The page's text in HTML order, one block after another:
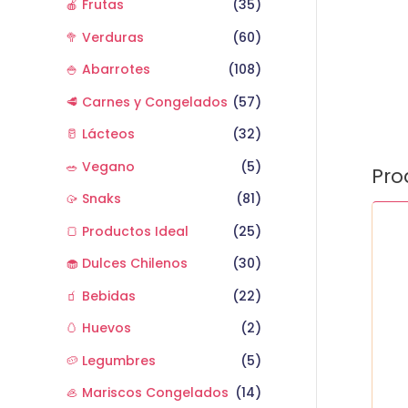
🍎 Frutas
(35)
🥦 Verduras
(60)
🍚 Abarrotes
(108)
🥩 Carnes y Congelados (57)
🥛 Lácteos
(32)
🥗 Vegano
(5)
🥠 Snaks
(81)
🍞 Productos Ideal
(25)
🧁 Dulces Chilenos
(30)
🧃 Bebidas
(22)
🥚 Huevos
(2)
🥔 Legumbres
(5)
🦪 Mariscos Congelados (14)